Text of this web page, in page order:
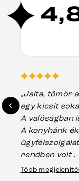
„Jalta, tömör
egy kicsit
A valóságban is olyan
A konyhánk
rendben volt .
asztal
Több